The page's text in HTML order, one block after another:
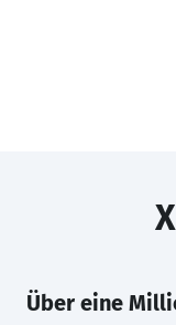
Über eine